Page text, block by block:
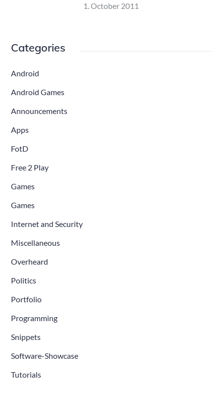
Posted
1. October 2011
Categories
Android
Android Games
Announcements
Apps
FotD
Free 2 Play
Games
Games
Internet and Security
Miscellaneous
Overheard
Politics
Portfolio
Programming
Snippets
Software-Showcase
Tutorials